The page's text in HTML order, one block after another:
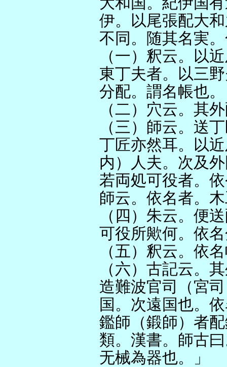
伊。以尾張配大
不同。随其名実
（一）釈云。以
東丁夫者。以三
分配。謂名帳也。
（二）穴云。其
（三）師云。送
丁匠亦然耳。以
内）人夫。次及
若両処可役者。
師云。依名者。
（四）朱云。便
可役所歟何。依
（五）釈云。依
（六）古記云。
造難波官司（宮
国。次遠国也。
鑑師（鍛師）者
類。漢書。師古
无械為器也。」